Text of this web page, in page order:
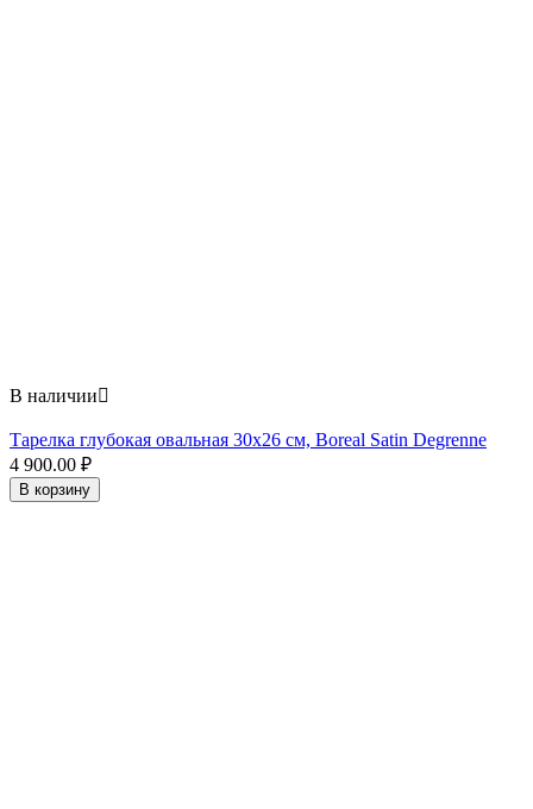
В наличии
Тарелка глубокая овальная 30х26 см, Boreal Satin Degrenne
4 900.00 ₽
В корзину